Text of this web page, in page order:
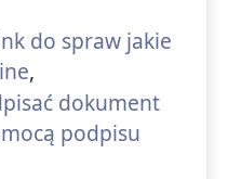
do spraw jakie
,
dokument
podpisu